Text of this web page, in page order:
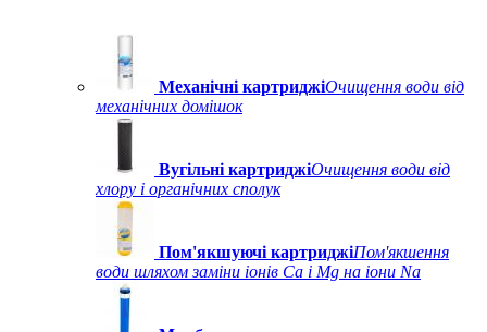
Механічні картриджіОчищення води від
механічних домішок
Вугільні картриджіОчищення води від
хлору і органічних сполук
Пом'якшуючі картриджіПом'якшення
води шляхом заміни іонів Ca і Mg на іони Na